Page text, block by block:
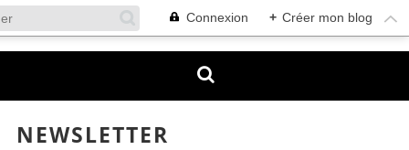
Connexion + Créer mon blog
NEWSLETTER